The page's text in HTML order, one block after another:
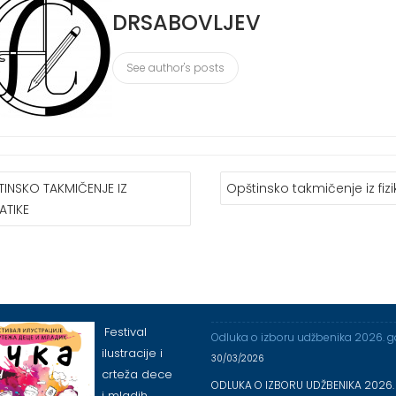
DRSABOVLJEV
See author's posts
TAKMIČENJE IZ
Opštinsko takmičenje iz
Festival
ilustracije i
crteža dece
Odluka o izboru udžbenika 2026.
30/03/2026
ODLUKA O IZBORU UDŽBENIKA